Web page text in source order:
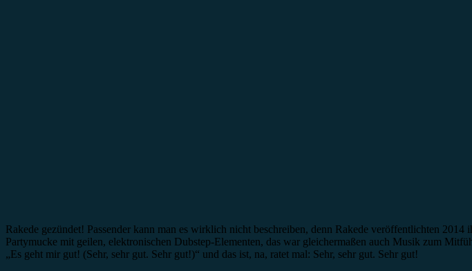
Rakede gezündet! Passender kann man es wirklich nicht beschreiben, denn Rakede veröffentlichten
Partymucke mit geilen, elektronischen Dubstep-Elementen, das war gleichermaßen auch Musik zum
„Es geht mir gut! (Sehr, sehr gut. Sehr gut!)“ und das ist, na, ratet mal: Sehr, sehr gut. Sehr gut!